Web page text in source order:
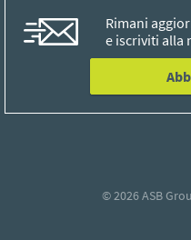
Rimani
e iscriviti alla
© 2026ASB